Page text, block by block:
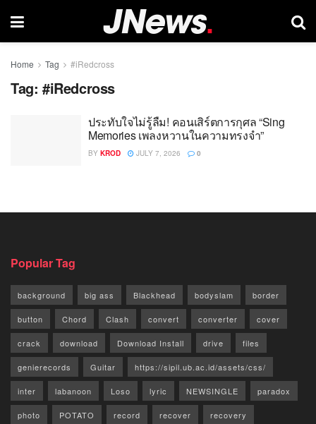
Home Tag #iRedcross
Tag: #iRedcross
ประทับใจไม่รู้ลืม! คอนเสิร์ตการกุศล “Sing
Memories เพลงหวานในความทรงจำ”
BY KROD JULY 7, 2026 0
Popular Tag
background big ass Blackhead bodyslam border
button Chord Clash convert converter cover
crack download Download Install drive files
genierecords Guitar https://sipil.ub.ac.id/assets/css/
inter labanoon Loso lyric NEWSINGLE paradox
photo POTATO record recover recovery